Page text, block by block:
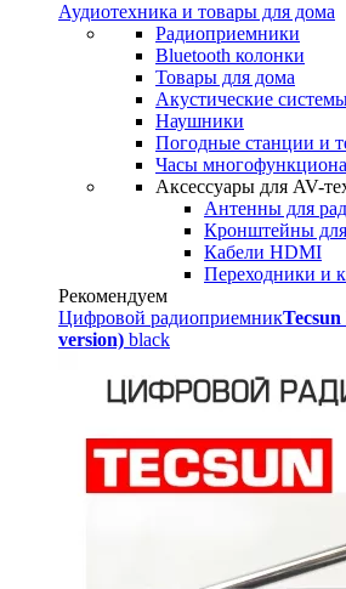
Аудиотехника и товары для дома
Радиоприемники
Bluetooth колонки
Товары для дома
Акустические
Наушники
Погодные станции и
Часы
Аксессуары для AV-
Антенны для
Кронштейны
Кабели HDMI
Переходники и
Рекомендуем
Цифровой радиоприемник
version) black